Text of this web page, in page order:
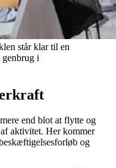
står klar til en
i
end blot at flytte og
aktivitet. Her kommer
og